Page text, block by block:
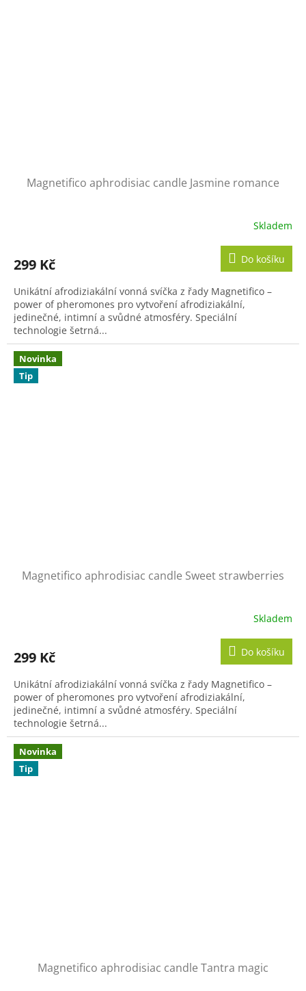
Magnetifico aphrodisiac candle Jasmine romance
Skladem
299 Kč Do košíku
Unikátní afrodiziakální vonná svíčka z řady Magnetifico –
power of pheromones pro vytvoření afrodiziakální,
jedinečné, intimní a svůdné atmosféry. Speciální
technologie šetrná...
Novinka
Tip
Magnetifico aphrodisiac candle Sweet strawberries
Skladem
299 Kč Do košíku
Unikátní afrodiziakální vonná svíčka z řady Magnetifico –
power of pheromones pro vytvoření afrodiziakální,
jedinečné, intimní a svůdné atmosféry. Speciální
technologie šetrná...
Novinka
Tip
Magnetifico aphrodisiac candle Tantra magic